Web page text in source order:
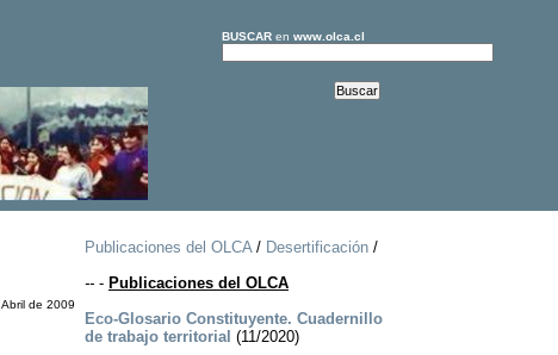
BUSCARen www.olca.cl
Abril de 2009
Publicaciones del OLCA/ Desertificación/
--- Publicaciones del OLCA
Eco-Glosario Constituyente. Cuadernillo
de trabajo territorial (11/2020)